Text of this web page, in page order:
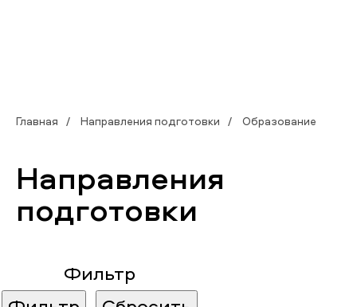
Главная Направления подготовки Образование
Направления
подготовки
Фильтр